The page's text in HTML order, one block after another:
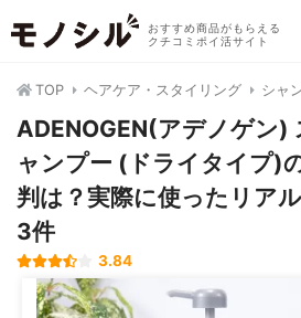
おすすめ商品がもらえる
クチコミポイ活サイト
TOP ヘアケア・スタイリング シャ
ADENOGEN(アデノゲン)
ャンプー (ドライタイプ)
判は？実際に使ったリア
3件
3.84